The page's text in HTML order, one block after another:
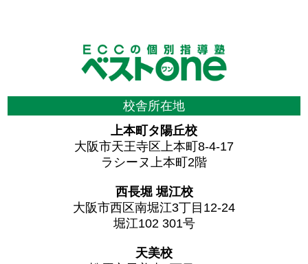
校舎所在地
上本町タ陽丘校
大阪市天王寺区上本町8-4-17
ラシーヌ上本町2階
西長堀 堀江校
大阪市西区南堀江3丁目12-24
堀江102 301号
天美校